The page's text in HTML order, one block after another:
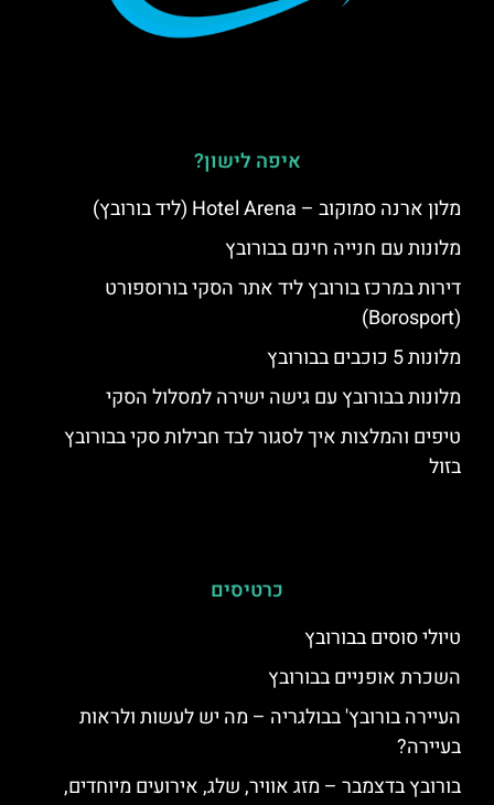
איפה לישון?
מלון ארנה סמוקוב – Hotel Arena (ליד בורובץ)
מלונות עם חנייה חינם בבורובץ
דירות במרכז בורובץ ליד אתר הסקי בורוספורט
(Borosport)
מלונות 5 כוכבים בבורובץ
מלונות בבורובץ עם גישה ישירה למסלול הסקי
טיפים והמלצות איך לסגור לבד חבילות סקי בבורובץ
בזול
כרטיסים
טיולי סוסים בבורובץ
השכרת אופניים בבורובץ
העיירה בורובץ' בבולגריה – מה יש לעשות ולראות
בעיירה?
בורובץ בדצמבר – מזג אוויר, שלג, אירועים מיוחדים,